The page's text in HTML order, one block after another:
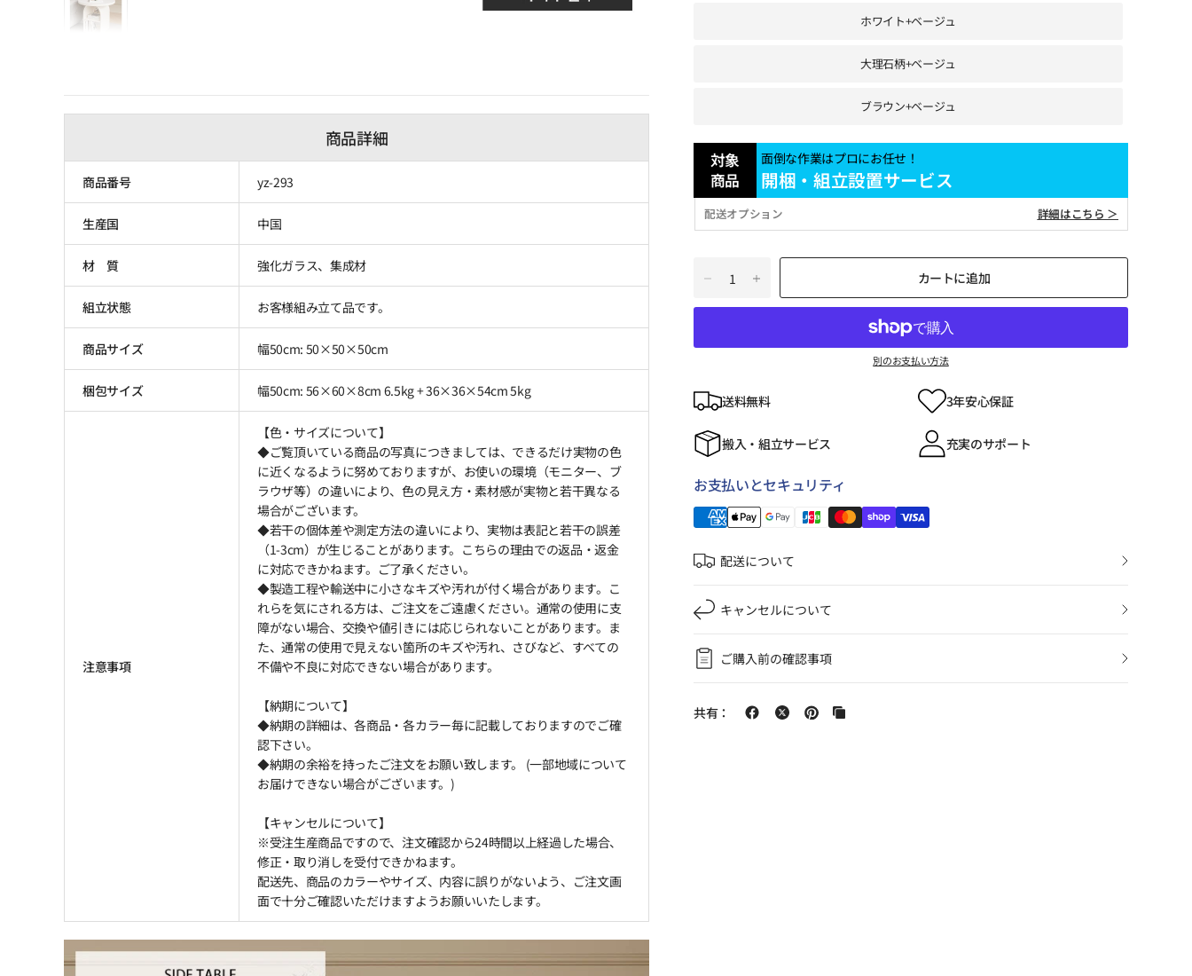
ホワイト+ベージュ
大理石柄+ベージュ
ブラウン+ベージュ
対象
商品
面倒な作業はプロにお任せ！
開梱・組立設置サービス
配送オプション 詳細はこちら ＞
カートに追加
別のお支払い方法
送料無料 3年安心保証
搬入・組立サービス 充実のサポート
お支払いとセキュリティ
配送について
キャンセルについて
ご購入前の確認事項
共有：
商品詳細
商品番号 yz-293
生産国 中国
材 質 強化ガラス、集成材
組立状態 お客様組み立て品です。
商品サイズ 幅50cm: 50×50×50cm
梱包サイズ 幅50cm: 56×60×8cm 6.5kg + 36×36×54cm 5kg
注意事項
【色・サイズについて】
◆ご覧頂いている商品の写真につきましては、できるだけ実物の色
に近くなるように努めておりますが、お使いの環境（モニター、ブ
ラウザ等）の違いにより、色の見え方・素材感が実物と若干異なる
場合がございます。
◆若干の個体差や測定方法の違いにより、実物は表記と若干の誤差
（1-3cm）が生じることがあります。こちらの理由での返品・返金
に対応できかねます。ご了承ください。
◆製造工程や輸送中に小さなキズや汚れが付く場合があります。こ
れらを気にされる方は、ご注文をご遠慮ください。通常の使用に支
障がない場合、交換や値引きには応じられないことがあります。ま
た、通常の使用で見えない箇所のキズや汚れ、さびなど、すべての
不備や不良に対応できない場合があります。
【納期について】
◆納期の詳細は、各商品・各カラー毎に記載しておりますのでご確
認下さい。
◆納期の余裕を持ったご注文をお願い致します。 (一部地域について
お届けできない場合がございます。)
【キャンセルについて】
※受注生産商品ですので、注文確認から24時間以上経過した場合、
修正・取り消しを受付できかねます。
配送先、商品のカラーやサイズ、内容に誤りがないよう、ご注文画
面で十分ご確認いただけますようお願いいたします。